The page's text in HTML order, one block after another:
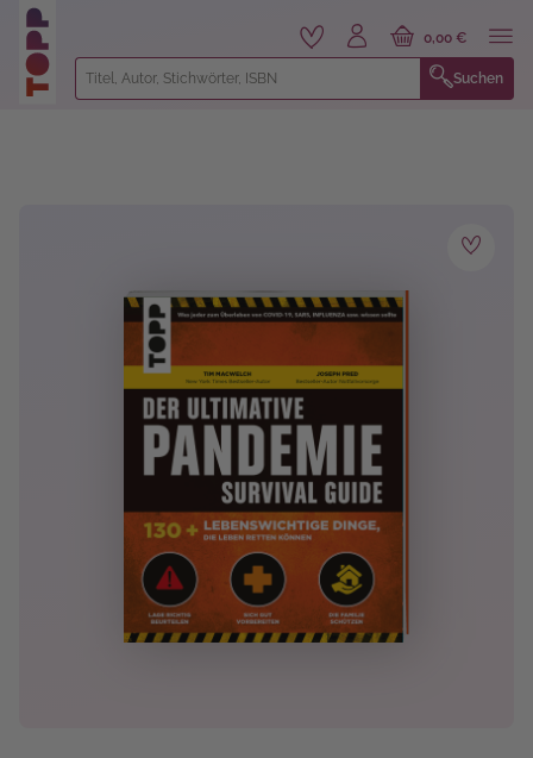
springen
Suchen
0,00 €